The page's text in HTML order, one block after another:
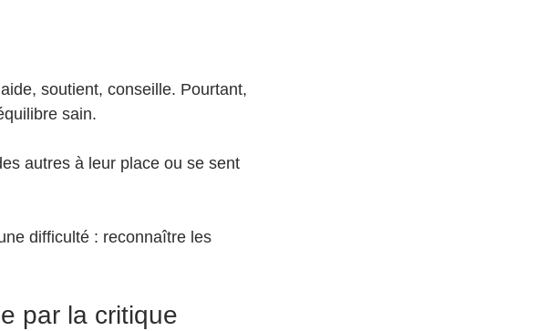
soutient, conseille. Pourtant,
sain.
autres à leur place ou se sent
difficulté : reconnaître les
par la critique